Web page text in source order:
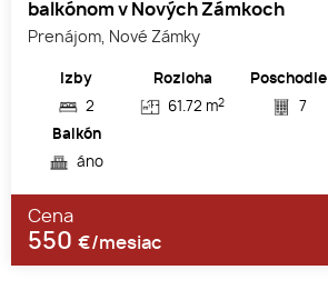
balkónom v Nových Zámkoch
Prenájom, Nové Zámky
Izby
2
Rozloha
61.72 m2
Poschodie
7
Balkón
áno
Cena
550 €/mesiac